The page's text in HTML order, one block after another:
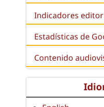
Indicadores
Estadísticas de
Contenido